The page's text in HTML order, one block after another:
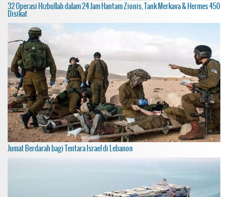
32 Operasi Hizbullah dalam 24 Jam Hantam Zionis, Tank Merkava & Hermes 450
Disikat
Jumat Berdarah bagi Tentara Israel di Lebanon